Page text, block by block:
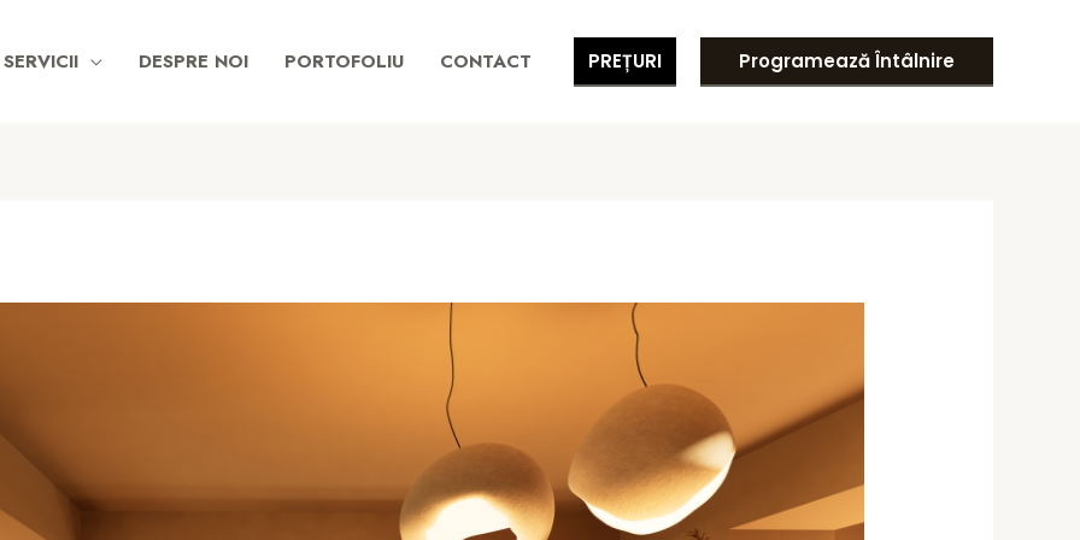
SERVICII DESPRE NOI PORTOFOLIU CONTACT PREȚURI Programează Întâlnire